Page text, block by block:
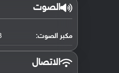
الصوت
مكبر الصوت:
الاتصال